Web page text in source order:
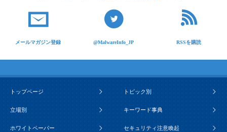
メールマガジン登録 @MalwareInfo_JP RSSを購読
トップページ トピック別
立場別 キーワード事典
ホワイトペーパー セキュリティ注意喚起